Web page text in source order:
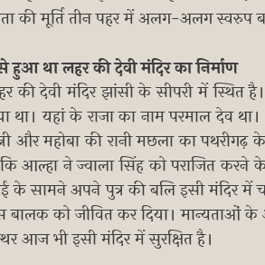
की मूर्ति तीन पहर में अलग-अलग
हुआ था लहर की देवी मंदिर का निर्माण
की देवी मंदिर झांसी के सीपरी में
था। यहां के राजा का नाम परमाल देव
और महोबा की रानी मछला का
आल्हा ने ज्वाला सिंह को पराजित
के सामने अपने पुत्र की बलि इसी मंदिर में
बालक को जीवित कर दिया। मान्यताओं के
आज भी इसी मंदिर में सुरक्षित है।